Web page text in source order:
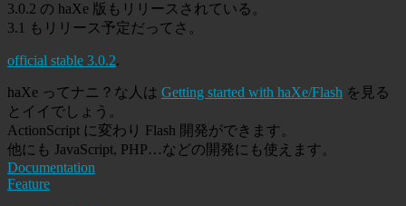
3.0.2 の haXe 版もリリースされている。
3.1 もリリース予定だってさ。
official stable 3.0.2.
haXe ってナニ？な人は Getting started with haXe/Flash を見る
とイイでしょう。
ActionScript に変わり Flash 開発ができます。
他にも JavaScript, PHP…などの開発にも使えます。
Documentation
Feature